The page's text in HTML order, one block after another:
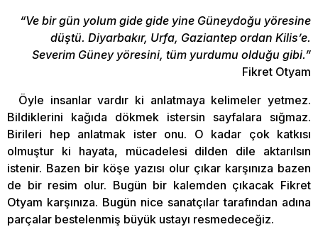
“Ve bir gün yolum gide gide yine Güneydoğu yöresine
düştü. Diyarbakır, Urfa, Gaziantep ordan Kilis’e.
Severim Güney yöresini, tüm yurdumu olduğu gibi.”
Fikret Otyam
Öyle insanlar vardır ki anlatmaya kelimeler yetmez.
Bildiklerini kağıda dökmek istersin sayfalara sığmaz.
Birileri hep anlatmak ister onu. O kadar çok katkısı
olmuştur ki hayata, mücadelesi dilden dile aktarılsın
istenir. Bazen bir köşe yazısı olur çıkar karşınıza bazen
de bir resim olur. Bugün bir kalemden çıkacak Fikret
Otyam karşınıza. Bugün nice sanatçılar tarafından adına
parçalar bestelenmiş büyük ustayı resmedeceğiz.